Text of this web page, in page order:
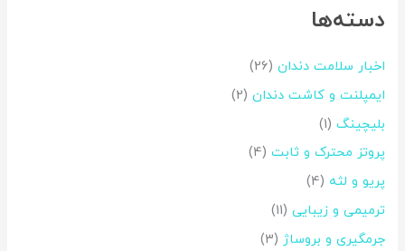
و
ر
ا
ی
:
دسته‌ها
اخبار سلامت دندان (26)
ایمپلنت و کاشت دندان (2)
بلیچینگ (1)
پروتز محترک و ثابت (4)
پریو و لثه (4)
ترمیمی و زیبایی (11)
جرمگیری و بروساژ (3)